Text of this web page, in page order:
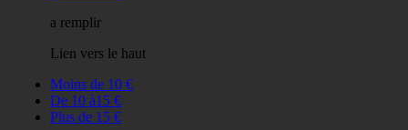
a remplir
Lien vers le haut
Moins de 10 €
De 10 à15 €
Plus de 15 €